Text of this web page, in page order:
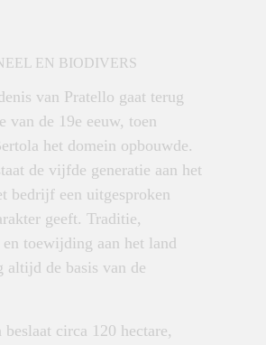
EN BIODIVERS
van Pratello gaat terug
van de 19e eeuw, toen
het domein opbouwde.
de vijfde generatie aan het
bedrijf een uitgesproken
geeft. Traditie,
toewijding aan het land
altijd de basis van de
beslaat circa 120 hectare,